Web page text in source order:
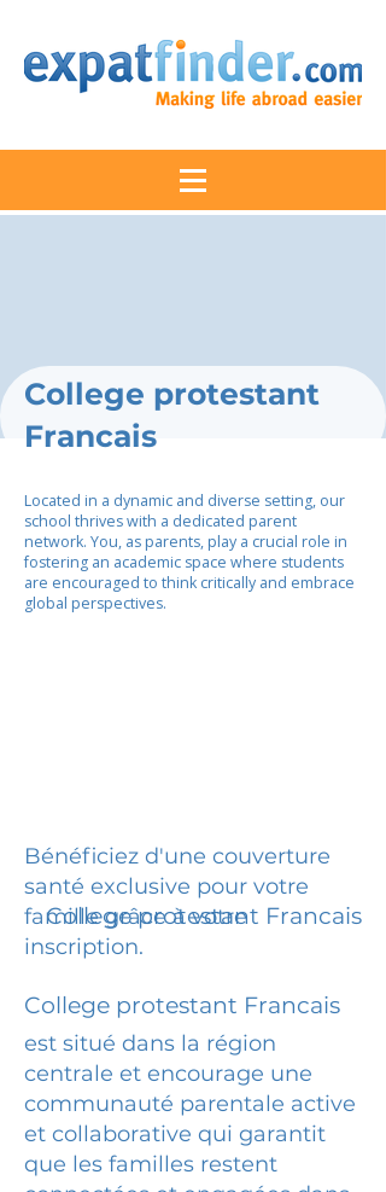
College protestant
Francais
Located in a dynamic and diverse setting, our
school thrives with a dedicated parent
network. You, as parents, play a crucial role in
fostering an academic space where students
are encouraged to think critically and embrace
global perspectives.
Bénéficiez d'une couverture
santé exclusive pour votre
famille grâce à votre
inscription.
College protestant Francais
College protestant Francais
est situé dans la région
centrale et encourage une
communauté parentale active
et collaborative qui garantit
que les familles restent